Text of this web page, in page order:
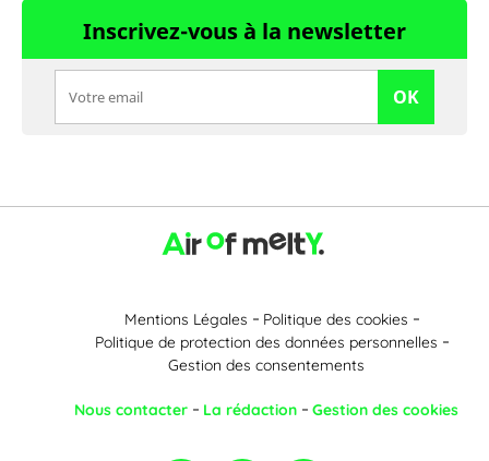
Inscrivez-vous à la newsletter
OK
Mentions Légales
Politique des cookies
Politique de protection des données personnelles
Gestion des consentements
Nous contacter La rédaction Gestion des cookies